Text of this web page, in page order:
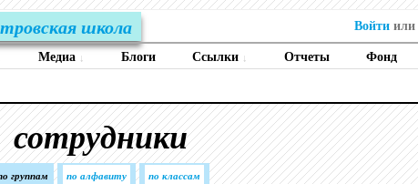
школа
Медиа ↓ Блоги Ссылки ↓ Отчеты Фонд
Войти или
сотрудники
группам по алфавиту по классам